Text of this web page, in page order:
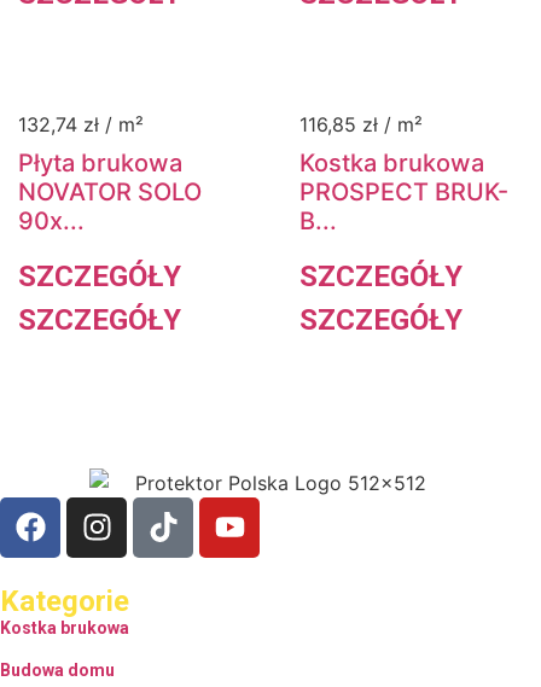
132,74 zł / m²
Płyta brukowa
NOVATOR SOLO
90x...
SZCZEGÓŁY
SZCZEGÓŁY
116,85 zł / m²
Kostka brukowa
PROSPECT BRUK-
B...
SZCZEGÓŁY
SZCZEGÓŁY
Kategorie
Kostka brukowa
Budowa domu